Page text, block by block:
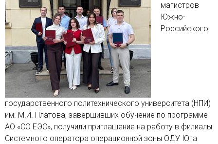
магистров
Южно-
Российского
государственного политехнического университета (НПИ)
им. М.И. Платова, завершивших обучение по программе
АО «СО ЕЭС», получили приглашение на работу в филиалы
Системного оператора операционной зоны ОДУ Юга